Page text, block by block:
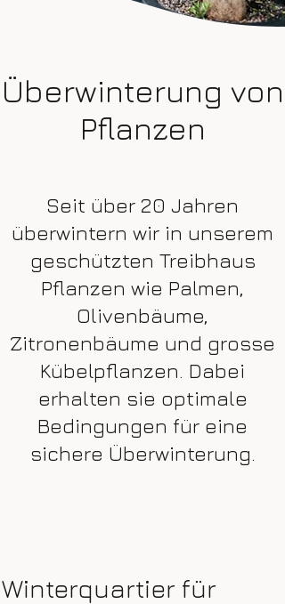
Überwinterung von
Pflanzen
Seit über 20 Jahren
überwintern wir in unserem
geschützten Treibhaus
Pflanzen wie Palmen,
Olivenbäume,
Zitronenbäume und grosse
Kübelpflanzen. Dabei
erhalten sie optimale
Bedingungen für eine
sichere Überwinterung.
Winterquartier für